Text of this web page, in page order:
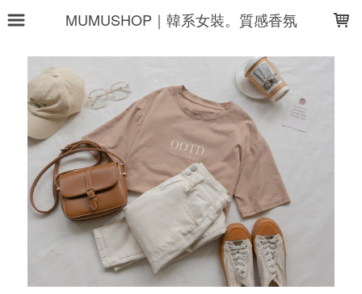
MUMUSHOP｜韓系女裝。質感香氛